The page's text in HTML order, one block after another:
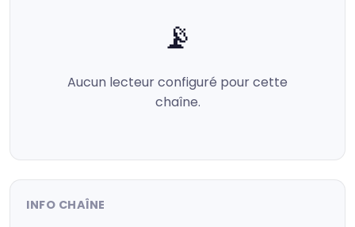
📡
Aucun lecteur configuré pour cette
chaîne.
INFO CHAÎNE